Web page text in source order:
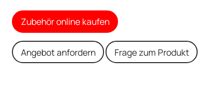
Zubehör online kaufen
Angebot anfordern Frage zum Produkt